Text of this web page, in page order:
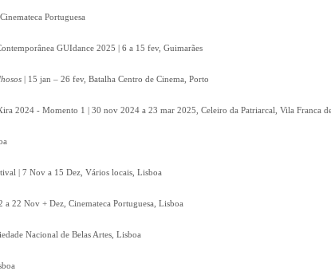
Portuguesa
GUIdance 2025 | 6 a 15 fev, Guimarães
| 15 jan – 26 fev, Batalha Centro de Cinema, Porto
2024 - Momento 1 | 30 nov 2024 a 23 mar 2025, Celeiro da Patriarcal, Vila Franca
| 7 Nov a 15 Dez, Vários locais, Lisboa
22 Nov + Dez, Cinemateca Portuguesa, Lisboa
Nacional de Belas Artes, Lisboa